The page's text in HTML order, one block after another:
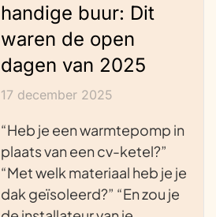
handige buur: Dit
waren de open
dagen van 2025
17 december 2025
“Heb je een warmtepomp in
plaats van een cv-ketel?”
“Met welk materiaal heb je je
dak geïsoleerd?” “En zou je